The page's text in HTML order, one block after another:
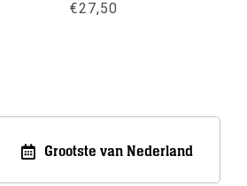
€27,50
Grootste van Nederland